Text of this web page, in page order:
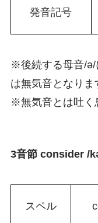
発音記号
※後続する母音/ə/
は無気音となりま
※無気音とは吐く
3音節 consider /
スペル